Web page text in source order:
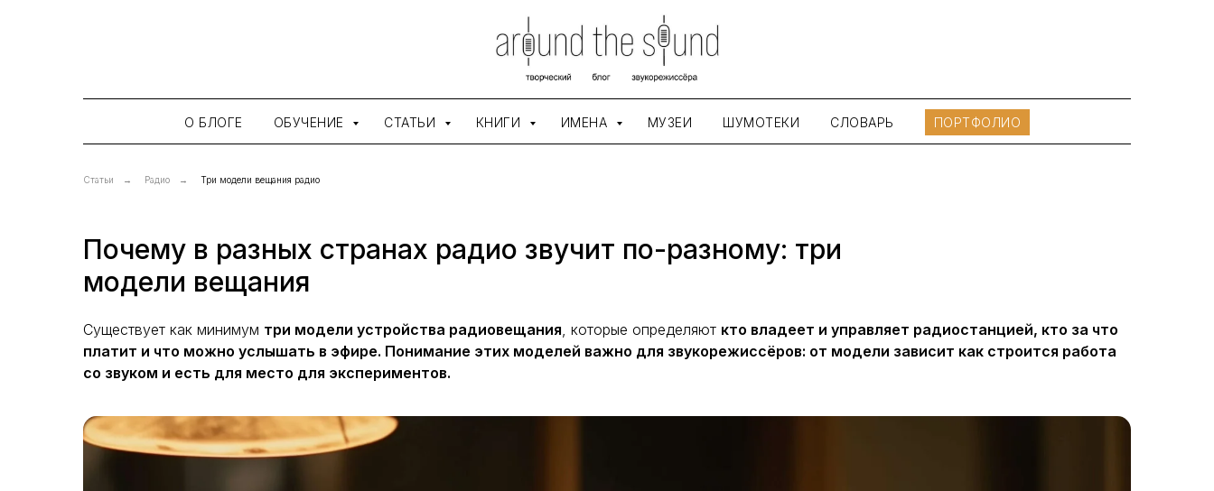
О БЛОГЕ ОБУЧЕНИЕ СТАТЬИ КНИГИ ИМЕНА МУЗЕИ ШУМОТЕКИ СЛОВАРЬ ПОРТФОЛИО
Статьи → Радио → Три модели вещания радио
Почему в разных странах радио звучит по-разному: три
модели вещания
Существует как минимум три модели устройства радиовещания, которые определяют кто владеет и управляет радиостанцией, кто за что
платит и что можно услышать в эфире. Понимание этих моделей важно для звукорежиссёров: от модели зависит как строится работа
со звуком и есть для место для экспериментов.